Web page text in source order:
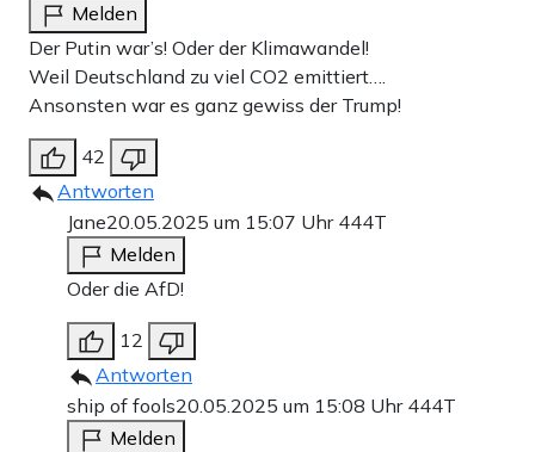
Melden
Der Putin war’s! Oder der Klimawandel!
Weil Deutschland zu viel CO2 emittiert….
Ansonsten war es ganz gewiss der Trump!
42
Antworten
Jane20.05.2025 um 15:07 Uhr 444T
Melden
Oder die AfD!
12
Antworten
ship of fools20.05.2025 um 15:08 Uhr 444T
Melden